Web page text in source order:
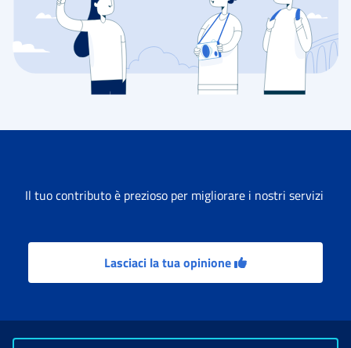
Il tuo contributo è prezioso per migliorare i nostri servizi
Lasciaci la tua opinione